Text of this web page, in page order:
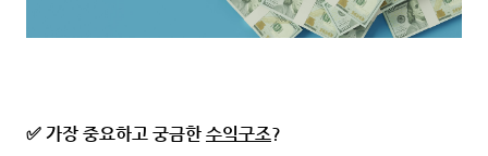
✅ 가장 중요하고 궁금한 수익구조?